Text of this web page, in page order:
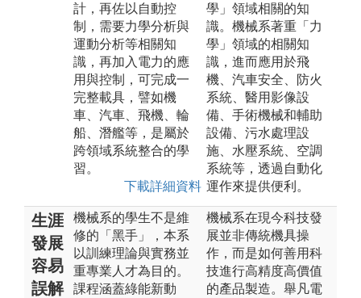
計，再佐以自動控
制，需要力學分析與
運動分析等相關知
識，再加入電力的應
用與控制，可完成一
完整載具，譬如機
車、汽車、飛機、輪
船、潛艦等，是屬於
跨領域系統整合的學
習。
下載詳細資料
學」領域相關的知
識。機械系著重「力
學」領域的相關知
識，進而應用於飛
機、汽車安全、防火
系統、醫用影像設
備、手術機械和輔助
設備、污水處理設
施、水壓系統、空調
系統等，透過自動化
運作來提供便利。
生涯
發展
容易
誤解
機械系的學生不是維
修的「黑手」，本系
以訓練理論與實務並
重專業人才為目的。
課程涵蓋綠能新動
機械系在現今科技發
展並非傳統機具操
作，而是如何善用科
技進行高精度高價值
的產品製造。舉凡電